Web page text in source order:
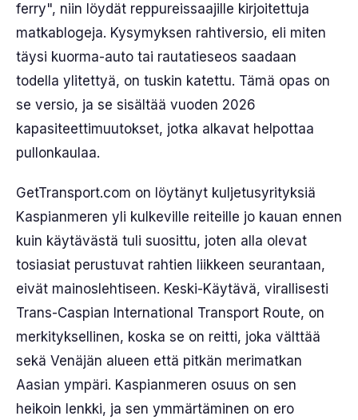
ferry", niin löydät reppureissaajille kirjoitettuja
matkablogeja. Kysymyksen rahtiversio, eli miten
täysi kuorma-auto tai rautatieseos saadaan
todella ylitettyä, on tuskin katettu. Tämä opas on
se versio, ja se sisältää vuoden 2026
kapasiteettimuutokset, jotka alkavat helpottaa
pullonkaulaa.
GetTransport.com on löytänyt kuljetusyrityksiä
Kaspianmeren yli kulkeville reiteille jo kauan ennen
kuin käytävästä tuli suosittu, joten alla olevat
tosiasiat perustuvat rahtien liikkeen seurantaan,
eivät mainoslehtiseen. Keski-Käytävä, virallisesti
Trans-Caspian International Transport Route, on
merkityksellinen, koska se on reitti, joka välttää
sekä Venäjän alueen että pitkän merimatkan
Aasian ympäri. Kaspianmeren osuus on sen
heikoin lenkki, ja sen ymmärtäminen on ero